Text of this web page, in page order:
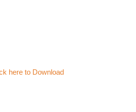
here to Download